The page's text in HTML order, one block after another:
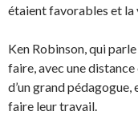
étaient favorables et la
Ken Robinson, qui
faire, avec une
d’un grand pédagogue,
faire leur travail.